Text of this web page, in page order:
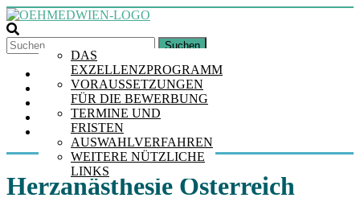
Skip
to
content
EXZELLENZPROGRAMM
MDPHD
EIN
PROGRAMM
DER
MEDUNI
WIEN
Suchen
STARTSEITE
ALLGEMEINES
DAS
EXZELLENZPROGRAMM
VORAUSSETZUNGEN
FÜR DIE BEWERBUNG
TERMINE UND
FRISTEN
AUSWAHLVERFAHREN
WEITERE NÜTZLICHE
LINKS
UNSERE STUDIERENDEN
VERANSTALTUNGEN
KONTAKT
Herzanästhesie Österreich